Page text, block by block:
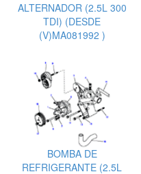
ALTERNADOR (2.5L 300
TDI) (DESDE
(V)MA081992 )
BOMBA DE
REFRIGERANTE (2.5L